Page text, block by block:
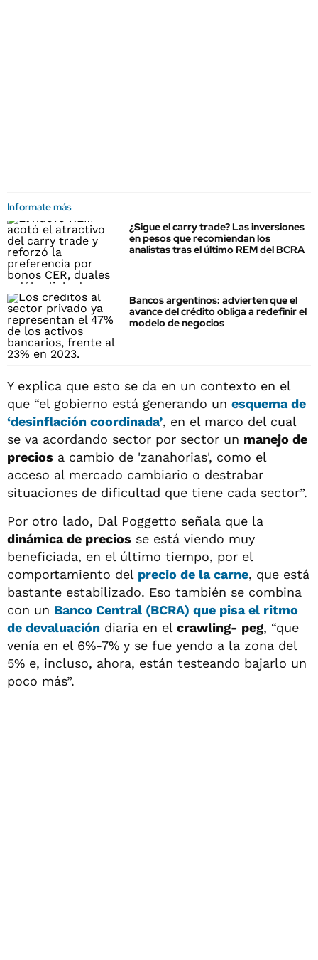
Informate más
¿Sigue el carry trade? Las inversiones
en pesos que recomiendan los
analistas tras el último REM del BCRA
Bancos argentinos: advierten que el
avance del crédito obliga a redefinir el
modelo de negocios
Y explica que esto se da en un contexto en el
que “el gobierno está generando un esquema de
‘desinflación coordinada’, en el marco del cual
se va acordando sector por sector un manejo de
precios a cambio de 'zanahorias', como el
acceso al mercado cambiario o destrabar
situaciones de dificultad que tiene cada sector”.
Por otro lado, Dal Poggetto señala que la
dinámica de precios se está viendo muy
beneficiada, en el último tiempo, por el
comportamiento del precio de la carne, que está
bastante estabilizado. Eso también se combina
con un Banco Central (BCRA) que pisa el ritmo
de devaluación diaria en el crawling- peg, “que
venía en el 6%-7% y se fue yendo a la zona del
5% e, incluso, ahora, están testeando bajarlo un
poco más”.